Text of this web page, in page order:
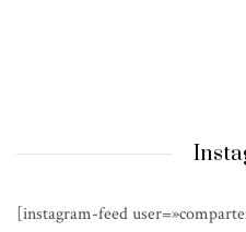
[instagram-feed